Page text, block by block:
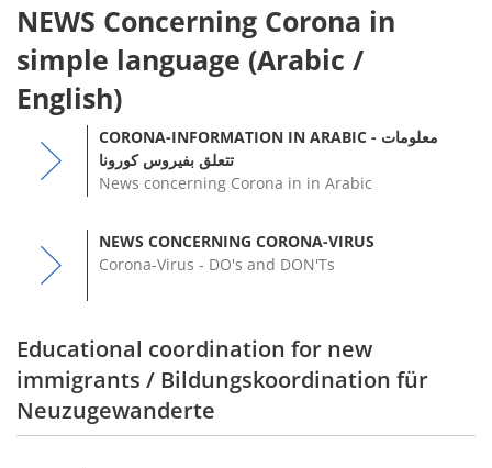
NEWS Concerning Corona in
simple language (Arabic /
English)
CORONA-INFORMATION IN ARABIC - معلومات
تتعلق بفيروس كورونا
News concerning Corona in in Arabic
NEWS CONCERNING CORONA-VIRUS
Corona-Virus - DO's and DON'Ts
Educational coordination for new
immigrants / Bildungskoordination für
Neuzugewanderte